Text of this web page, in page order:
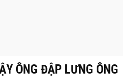
ÔNG ĐẬP LƯNG ÔNG